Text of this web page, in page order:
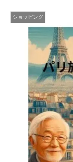
ショッピング